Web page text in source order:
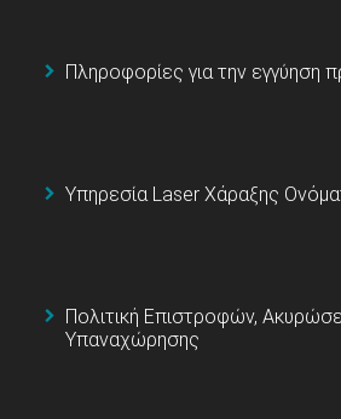
Πληροφορίες για την εγγύηση
Υπηρεσία Laser Χάραξης
Πολιτική Επιστροφών,
Υπαναχώρησης